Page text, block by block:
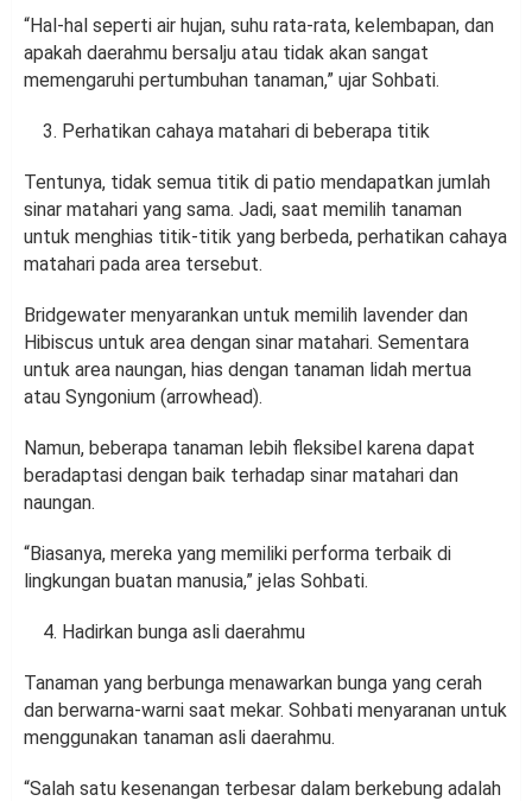
“Hal-hal seperti air hujan, suhu rata-rata, kelembapan, dan
apakah daerahmu bersalju atau tidak akan sangat
memengaruhi pertumbuhan tanaman,” ujar Sohbati.
Perhatikan cahaya matahari di beberapa titik
Tentunya, tidak semua titik di patio mendapatkan jumlah
sinar matahari yang sama. Jadi, saat memilih tanaman
untuk menghias titik-titik yang berbeda, perhatikan cahaya
matahari pada area tersebut.
Bridgewater menyarankan untuk memilih lavender dan
Hibiscus untuk area dengan sinar matahari. Sementara
untuk area naungan, hias dengan tanaman lidah mertua
atau Syngonium (arrowhead).
Namun, beberapa tanaman lebih fleksibel karena dapat
beradaptasi dengan baik terhadap sinar matahari dan
naungan.
“Biasanya, mereka yang memiliki performa terbaik di
lingkungan buatan manusia,” jelas Sohbati.
Hadirkan bunga asli daerahmu
Tanaman yang berbunga menawarkan bunga yang cerah
dan berwarna-warni saat mekar. Sohbati menyaranan untuk
menggunakan tanaman asli daerahmu.
“Salah satu kesenangan terbesar dalam berkebung adalah